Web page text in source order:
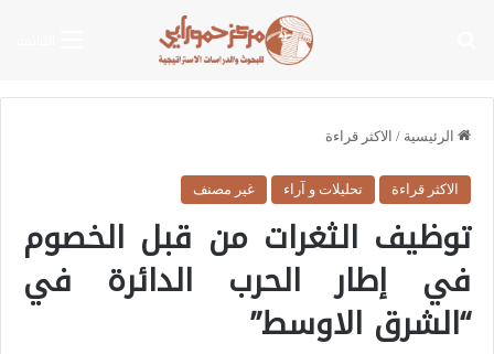
الرئيسية / الاكثر قراءة
الاكثر قراءة تحليلات و آراء غير مصنف
توظيف الثغرات من قبل الخصوم
في إطار الحرب الدائرة في
“الشرق الاوسط”